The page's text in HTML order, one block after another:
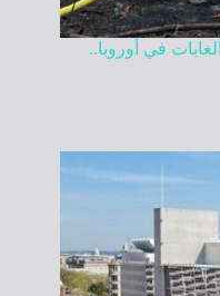
في أوروبا..